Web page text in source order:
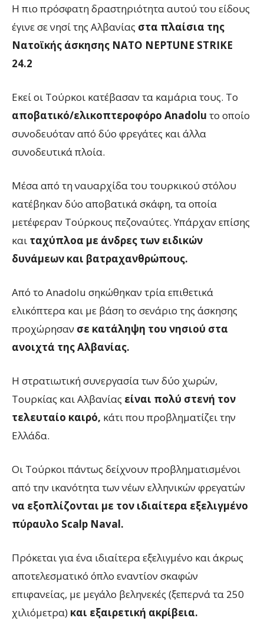
Η πιο πρόσφατη δραστηριότητα αυτού του είδους
έγινε σε νησί της Αλβανίας στα πλαίσια της
Νατοϊκής άσκησης NATO NEPTUNE STRIKE
24.2
Εκεί οι Τούρκοι κατέβασαν τα καμάρια τους. Το
αποβατικό/ελικοπτεροφόρο Anadolu το οποίο
συνοδευόταν από δύο φρεγάτες και άλλα
συνοδευτικά πλοία.
Μέσα από τη ναυαρχίδα του τουρκικού στόλου
κατέβηκαν δύο αποβατικά σκάφη, τα οποία
μετέφεραν Τούρκους πεζοναύτες. Υπάρχαν επίσης
και ταχύπλοα με άνδρες των ειδικών
δυνάμεων και βατραχανθρώπους.
Από το Anadolu σηκώθηκαν τρία επιθετικά
ελικόπτερα και με βάση το σενάριο της άσκησης
προχώρησαν σε κατάληψη του νησιού στα
ανοιχτά της Αλβανίας.
Η στρατιωτική συνεργασία των δύο χωρών,
Τουρκίας και Αλβανίας είναι πολύ στενή τον
τελευταίο καιρό, κάτι που προβληματίζει την
Ελλάδα.
Οι Τούρκοι πάντως δείχνουν προβληματισμένοι
από την ικανότητα των νέων ελληνικών φρεγατών
να εξοπλίζονται με τον ιδιαίτερα εξελιγμένο
πύραυλο Scalp Naval.
Πρόκεται για ένα ιδιαίτερα εξελιγμένο και άκρως
αποτελεσματικό όπλο εναντίον σκαφών
επιφανείας, με μεγάλο βεληνεκές (ξεπερνά τα 250
χιλιόμετρα) και εξαιρετική ακρίβεια.